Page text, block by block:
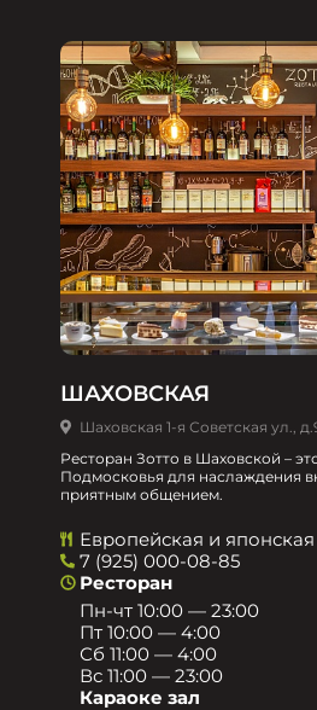
ШАХОВСКАЯ
Шаховская 1-я Советская ул.,
Ресторан Зотто в Шаховской –
Подмосковья для наслаждения
приятным общением.​
Европейская и японская
7 (925) 000-08-85
Ресторан
Пн-чт 10:00 — 23:00
Пт 10:00 — 4:00
Сб 11:00 — 4:00
Вс 11:00 — 23:00
Караоке зал